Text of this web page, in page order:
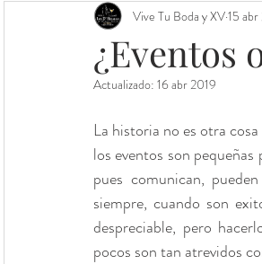
Activaciones de
Pensamiento Positivo
Planificación de Eventos
Vino para Eventos Coctelería
¿Eventos
Vive Tu Boda y XV15
Actualizado: 16 abr 2019
La historia no es otra
los eventos son
pues comunican,
siempre, cuando son
despreciable, pero
pocos son tan atrevidos